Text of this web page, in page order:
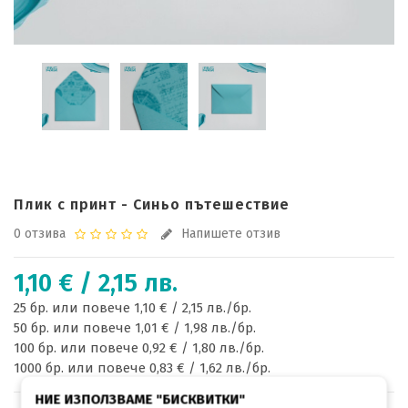
Плик с принт - Синьо пътешествие
0 отзива Напишете отзив
1,10 € / 2,15 лв.
25 бр. или повече 1,10 € / 2,15 лв./бр.
50 бр. или повече 1,01 € / 1,98 лв./бр.
100 бр. или повече 0,92 € / 1,80 лв./бр.
1000 бр. или повече 0,83 € / 1,62 лв./бр.
НИЕ ИЗПОЛЗВАМЕ "БИСКВИТКИ"